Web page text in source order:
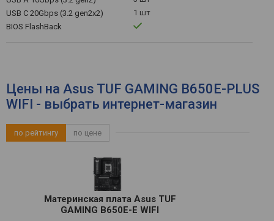
USB C 20Gbps (3.2 gen2x2)
1 шт
BIOS FlashBack
Цены на Asus TUF GAMING B650E-PLUS
WIFI - выбрать интернет-магазин
по рейтингу по цене
Материнская плата Asus TUF
GAMING B650E-E WIFI